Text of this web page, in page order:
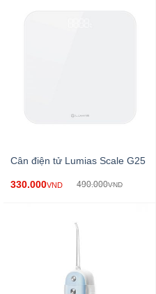
Cân điện tử Lumias Scale G25
330.000VND 490.000VND